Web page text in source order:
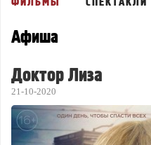
Афиша
Доктор Лиза
21-10-2020